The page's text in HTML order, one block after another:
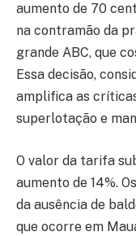
aumento de 70
na contramão da
grande ABC, que
Essa decisão,
amplifica as
superlotação e
O valor da tarifa
aumento de 14%.
da ausência de
que ocorre em